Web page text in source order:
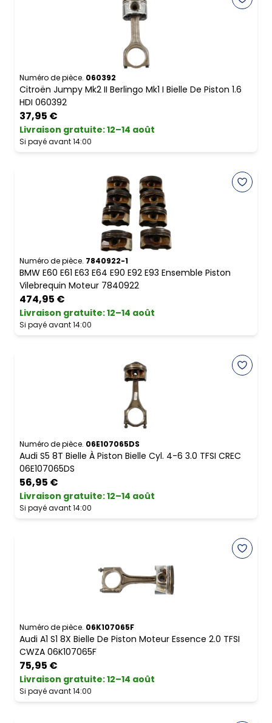
Numéro de pièce. 060392
Citroën Jumpy Mk2 II Berlingo Mk1 I Bielle De Piston 1.6
HDI 060392
37,95 €
Livraison gratuite:12–14 août
Si payé avant 14:00
Numéro de pièce. 7840922-1
BMW E60 E61 E63 E64 E90 E92 E93 Ensemble Piston
Vilebrequin Moteur 7840922
474,95 €
Livraison gratuite:12–14 août
Si payé avant 14:00
Numéro de pièce. 06E107065DS
Audi S5 8T Bielle À Piston Bielle Cyl. 4-6 3.0 TFSI CREC
06E107065DS
56,95 €
Livraison gratuite:12–14 août
Si payé avant 14:00
Numéro de pièce. 06K107065F
Audi A1 S1 8X Bielle De Piston Moteur Essence 2.0 TFSI
CWZA 06K107065F
75,95 €
Livraison gratuite:12–14 août
Si payé avant 14:00